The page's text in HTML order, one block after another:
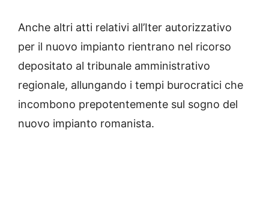
Anche altri atti relativi all’Iter autorizzativo
per il nuovo impianto rientrano nel ricorso
depositato al tribunale amministrativo
regionale, allungando i tempi burocratici che
incombono prepotentemente sul sogno del
nuovo impianto romanista.